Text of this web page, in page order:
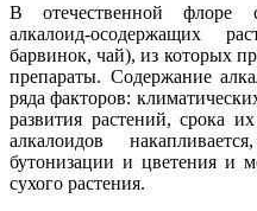
В отечественной флоре
алкалоид-осодержащих
барвинок, чай), из которых
препараты. Содержание
ряда факторов:
развития растений, срока
алкалоидов
бутонизации и цветения и
сухого растения.